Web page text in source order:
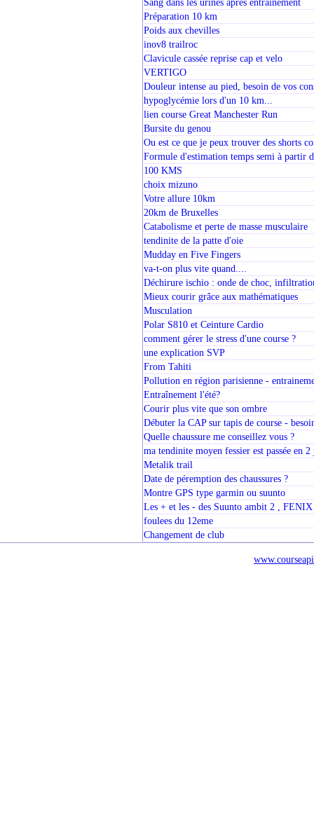
Préparation 10 km
Poids aux chevilles
inov8 trailroc
Clavicule cassée reprise cap et velo
VERTIGO
Douleur intense au pied, besoin de vos
hypoglycémie lors d'un 10 km...
lien course Great Manchester Run
Bursite du genou
Ou est ce que je peux trouver des shorts
Formule d'estimation temps semi à partir
100 KMS
choix mizuno
Votre allure 10km
20km de Bruxelles
Catabolisme et perte de masse musculaire
tendinite de la patte d'oie
Mudday en Five Fingers
va-t-on plus vite quand....
Déchirure ischio : onde de choc,
Mieux courir grâce aux mathématiques
Musculation
Polar S810 et Ceinture Cardio
comment gérer le stress d'une course ?
une explication SVP
From Tahiti
Pollution en région parisienne -
Entraînement l'été?
Courir plus vite que son ombre
Débuter la CAP sur tapis de course -
Quelle chaussure me conseillez vous ?
ma tendinite moyen fessier est passée en 2
Metalik trail
Date de péremption des chaussures ?
Montre GPS type garmin ou suunto
Les + et les - des Suunto ambit 2 ,
foulees du 12eme
Changement de club